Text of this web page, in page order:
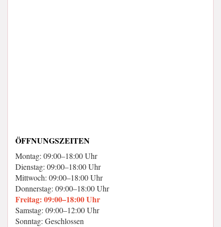
ÖFFNUNGSZEITEN
Montag: 09:00–18:00 Uhr
Dienstag: 09:00–18:00 Uhr
Mittwoch: 09:00–18:00 Uhr
Donnerstag: 09:00–18:00 Uhr
Freitag: 09:00–18:00 Uhr
Samstag: 09:00–12:00 Uhr
Sonntag: Geschlossen